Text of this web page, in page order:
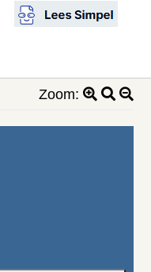
Zoom: